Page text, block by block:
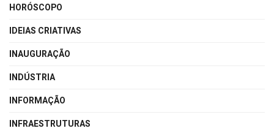
HORÓSCOPO
IDEIAS CRIATIVAS
INAUGURAÇÃO
INDÚSTRIA
INFORMAÇÃO
INFRAESTRUTURAS